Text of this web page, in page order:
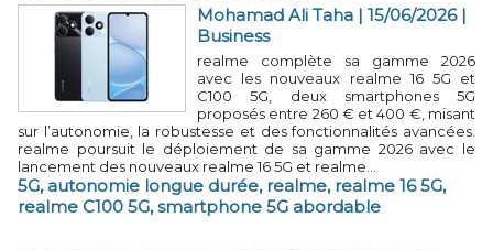
Mohamad Ali Taha | 15/06/2026|
Business
realme complète sa gamme 2026
avec les nouveaux realme 16 5G et
C100 5G, deux smartphones 5G
proposés entre 260 € et 400 €, misant
sur l’autonomie, la robustesse et des fonctionnalités avancées.
realme poursuit le déploiement de sa gamme 2026 avec le
lancement des nouveaux realme 16 5G et realme...
5G, autonomie longue durée, realme, realme 16 5G,
realme C100 5G,smartphone 5G abordable